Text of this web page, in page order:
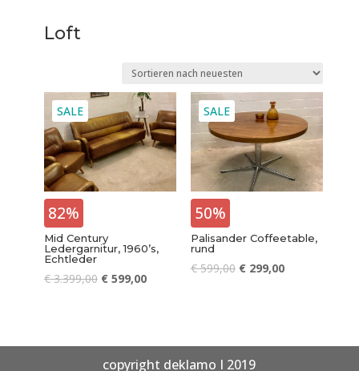
Loft
SALE
82%
Mid Century
Ledergarnitur, 1960’s,
Echtleder
€3.399,00 €599,00
SALE
50%
Palisander Coffeetable,
rund
€599,00 €299,00
copyright deklamo I 2019